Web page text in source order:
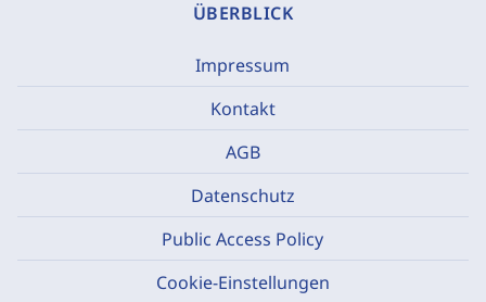
ÜBERBLICK
Impressum
Kontakt
AGB
Datenschutz
Public Access Policy
Cookie-Einstellungen